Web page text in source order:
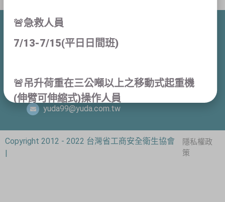
桃園市桃園區建國路99號4樓
(03)3629568
yuda99@yuda.com.tw
Copyright 2012 - 2022 台灣省工商安全衛生協會
|
隱私權政
策
🚨急救人員
7/13-7/15(平日日間班)
🚨吊升荷重在三公噸以上之移動式起重機
(伸臂可伸縮式)操作人員
學科:8/1-8/9 術科:8/15-8/16(假日日間班)
學科:8/6-8/14 術科:8/15-8/16(平日夜間
班)